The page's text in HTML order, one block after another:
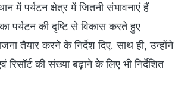
में पर्यटन क्षेत्र में जितनी संभावनाएं हैं
पर्यटन की दृष्टि से विकास करते हुए
तैयार करने के निर्देश दिए. साथ ही, उन्होंने
की संख्या बढ़ाने के लिए भी निर्देशित